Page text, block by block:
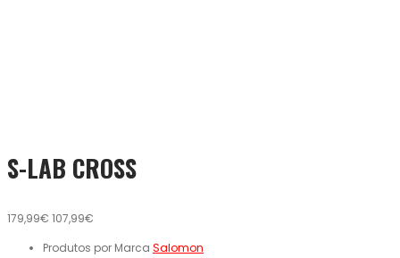
S-LAB CROSS
179,99€ 107,99€
Produtos por Marca Salomon